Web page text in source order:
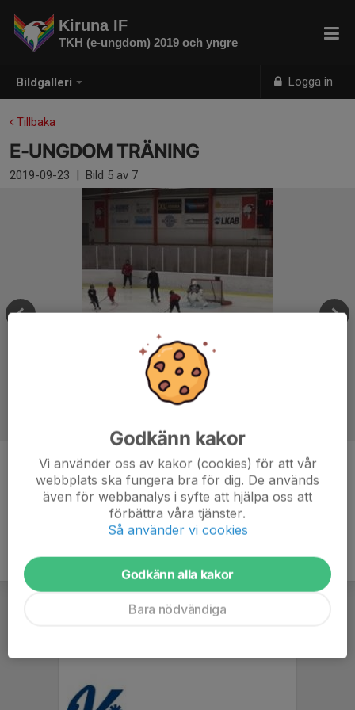
Bildgalleri Logga in
Kiruna IF
TKH (e-ungdom) 2019 och yngre
Tillbaka
E-UNGDOM TRÄNING
2019-09-23 | Bild 5 av 7
Kommentarer
Godkänn kakor
Vi använder oss av kakor (cookies) för att vår
webbplats ska fungera bra för dig. De används
även för webbanalys i syfte att hjälpa oss att
förbättra våra tjänster.
Så använder vi cookies
Godkänn alla kakor
Bara nödvändiga